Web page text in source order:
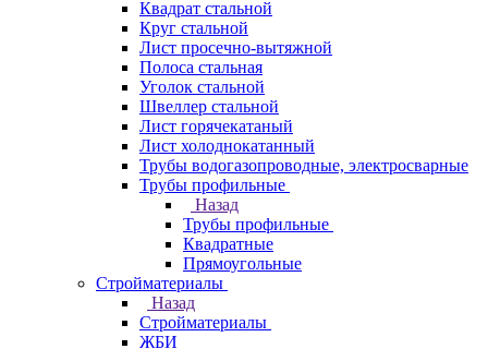
Квадрат стальной
Круг стальной
Лист просечно-вытяжной
Полоса стальная
Уголок стальной
Швеллер стальной
Лист горячекатаный
Лист холоднокатанный
Трубы водогазопроводные, электросварные
Трубы профильные
Назад
Трубы профильные
Квадратные
Прямоугольные
Стройматериалы
Назад
Стройматериалы
ЖБИ